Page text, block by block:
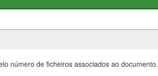
número de ficheiros associados ao documento.